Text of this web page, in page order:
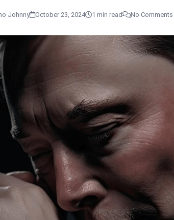
Johnny October 23, 2024 1 min read No Comments